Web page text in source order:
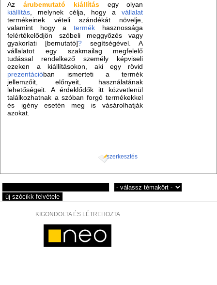
Azárubemutató kiállítás egy olyan
kiállítás , melynek célja, hogy avállalat
termékeinek vételi szándékát növelje,
valamint hogy atermék hasznossága
felértékelődjön szóbeli meggyőzés vagy
gyakorlati [bemutató]? segítségével. A
vállalatot egy szakmailag megfelelő
tudással rendelkező személy képviseli
ezeken a kiállításokon, aki egy rövid
prezentációban ismerteti a termék
jellemzőit, előnyeit, használatának
lehetőségeit. A érdeklődők itt közvetlenül
találkozhatnak a szóban forgó termékekkel
és igény esetén meg is vásárolhatják
azokat.
szerkesztés
KIGONDOLTA ÉS LÉTREHOZTA